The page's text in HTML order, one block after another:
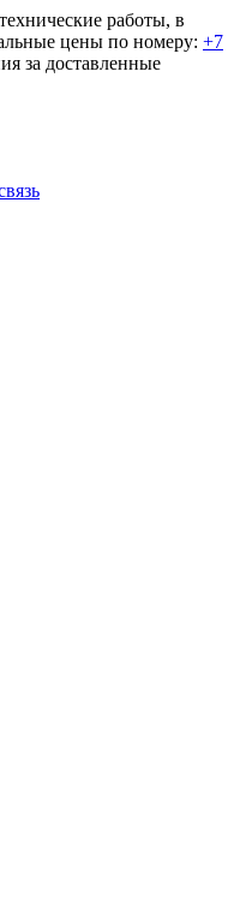
работы, в
цены по номеру: +7
за доставленные